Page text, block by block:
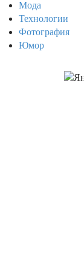
Мода
Технологии
Фотография
Юмор